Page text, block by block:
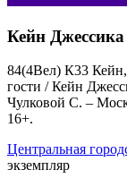
Кейн
84(4Вел) К33
гости / Кейн
Чулковой С. –
16+.
Центральная
экземпляр